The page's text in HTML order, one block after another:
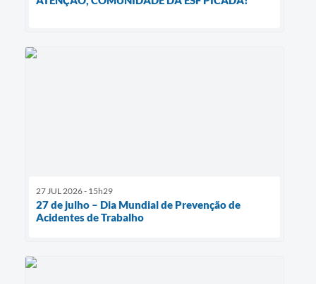
27 JUL 2026 - 15h29
27 de julho – Dia Mundial de Prevenção de
Acidentes de Trabalho